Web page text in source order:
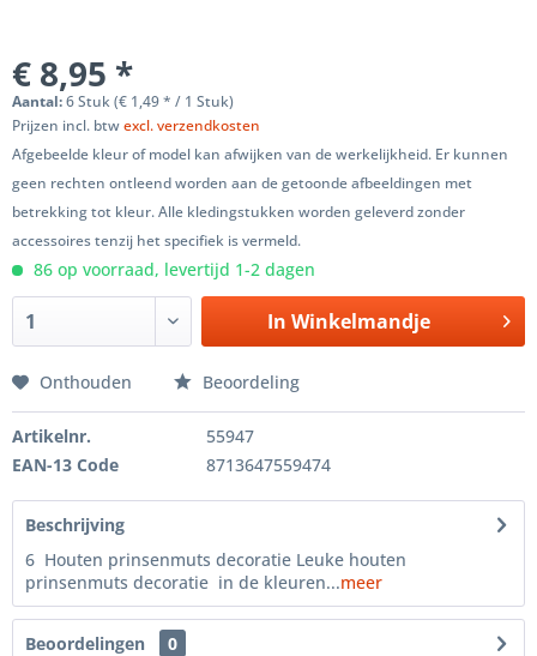
€ 8,95 *
Aantal:6 Stuk (€ 1,49 * / 1 Stuk)
Prijzen incl. btwexcl. verzendkosten
Afgebeelde kleur of model kan afwijken van de werkelijkheid. Er kunnen
geen rechten ontleend worden aan de getoonde afbeeldingen met
betrekking tot kleur. Alle kledingstukken worden geleverd zonder
accessoires tenzij het specifiek is vermeld.
86 op voorraad, levertijd 1-2 dagen
In Winkelmandje
Onthouden Beoordeling
Artikelnr.
55947
EAN-13 Code
8713647559474
Beschrijving
6 Houten prinsenmuts decoratie Leuke houten
prinsenmuts decoratie in de kleuren...meer
Beoordelingen
0